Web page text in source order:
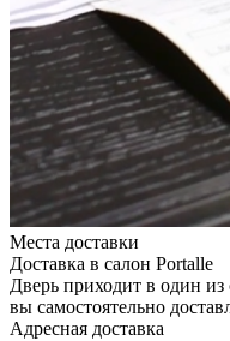
Места доставки
Доставка в салон Portalle
Дверь приходит в один из
вы самостоятельно
Адресная доставка